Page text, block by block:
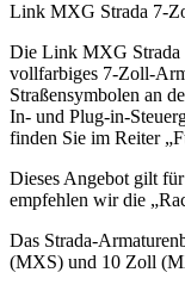
Edition
Menge
Link MXG Strada 7-
Die Link MXG Strada
vollfarbiges 7-Zoll-
Straßensymbolen an
In- und Plug-in-
finden Sie im Reiter
Dieses Angebot gilt
empfehlen wir die
Das Strada-
(MXS) und 10 Zoll